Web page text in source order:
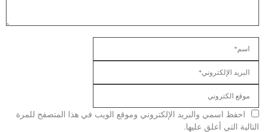
احفظ اسمي والبريد الإلكتروني وموقع الويب في هذا المتصفح للمرة
التالية التي أعلق عليها.